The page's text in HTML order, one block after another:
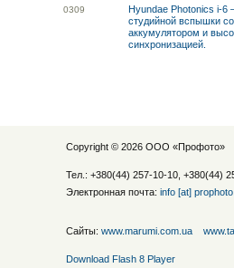
0309
Hyundae Photonics i-6
студийной вспышки
аккумулятором и
синхронизацией.
Copyright © 2026 ООО «Профото»
Тел.: +380(44) 257-10-10, +380(44)
Электронная почта: info [at]
Сайты: www.marumi.com.ua
Download Flash 8 Player